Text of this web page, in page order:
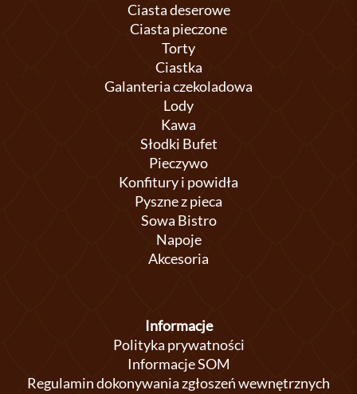
Ciasta deserowe
Ciasta pieczone
Torty
Ciastka
Galanteria czekoladowa
Lody
Kawa
Słodki Bufet
Pieczywo
Konfitury i powidła
Pyszne z pieca
Sowa Bistro
Napoje
Akcesoria
Informacje
Polityka prywatności
Informacje SOM
Regulamin dokonywania zgłoszeń wewnętrznych